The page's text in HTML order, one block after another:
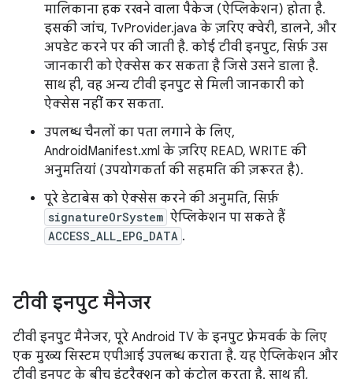
मालिकाना हक रखने वाला पैकेज (ऐप्लिकेशन) होता है.
इसकी जांच, TvProvider.java के ज़रिए क्वेरी, डालने, और
अपडेट करने पर की जाती है. कोई टीवी इनपुट, सिर्फ़ उस
जानकारी को ऐक्सेस कर सकता है जिसे उसने डाला है.
साथ ही, वह अन्य टीवी इनपुट से मिली जानकारी को
ऐक्सेस नहीं कर सकता.
उपलब्ध चैनलों का पता लगाने के लिए,
AndroidManifest.xml के ज़रिए READ, WRITE की
अनुमतियां (उपयोगकर्ता की सहमति की ज़रूरत है).
पूरे डेटाबेस को ऐक्सेस करने की अनुमति, सिर्फ़
signatureOrSystem ऐप्लिकेशन पा सकते हैं
ACCESS_ALL_EPG_DATA .
टीवी इनपुट मैनेजर
टीवी इनपुट मैनेजर, पूरे Android TV के इनपुट फ़्रेमवर्क के लिए
एक मुख्य सिस्टम एपीआई उपलब्ध कराता है. यह ऐप्लिकेशन और
टीवी इनपुट के बीच इंटरैक्शन को कंट्रोल करता है. साथ ही,